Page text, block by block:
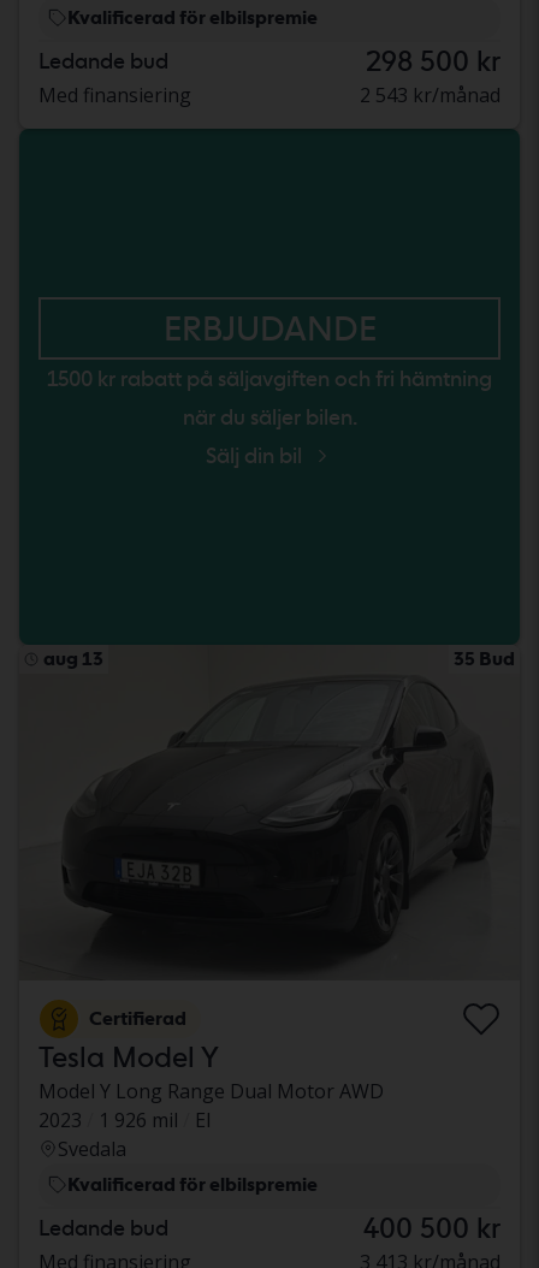
Kvalificerad för elbilspremie
Ledande bud 298 500 kr
Med finansiering 2 543 kr/månad
ERBJUDANDE
1500 kr rabatt på säljavgiften och fri hämtning
när du säljer bilen.
Sälj din bil
aug 13 35 Bud
Certifierad
Tesla Model Y
Model Y Long Range Dual Motor AWD
2023
1 926 mil
El
Svedala
Kvalificerad för elbilspremie
Ledande bud 400 500 kr
Med finansiering 3 413 kr/månad